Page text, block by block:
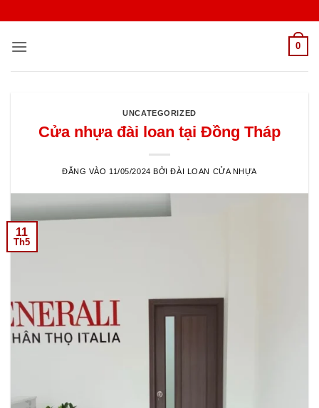
nội
0
UNCATEGORIZED
Cửa nhựa đài loan tại Đồng Tháp
ĐĂNG VÀO 11/05/2024 BỞIĐÀI LOAN CỬA NHỰA
11
Th5